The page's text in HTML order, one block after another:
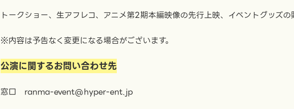
トークショー、生アフレコ、アニメ第2期本編映像の先行上映、イベントグッズ
※内容は予告なく変更になる場合がございます。
公演に関するお問い合わせ先
窓口 ranma-event@hyper-ent.jp